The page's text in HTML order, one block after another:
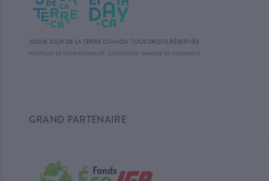
2026 © JOUR DE LA TERRE CANADA. TOUS DROITS RÉSERVÉS.
POLITIQUE DE CONFIDENTIALITÉ CONDITIONS·MARQUE DE COMMERCE
GRAND PARTENAIRE